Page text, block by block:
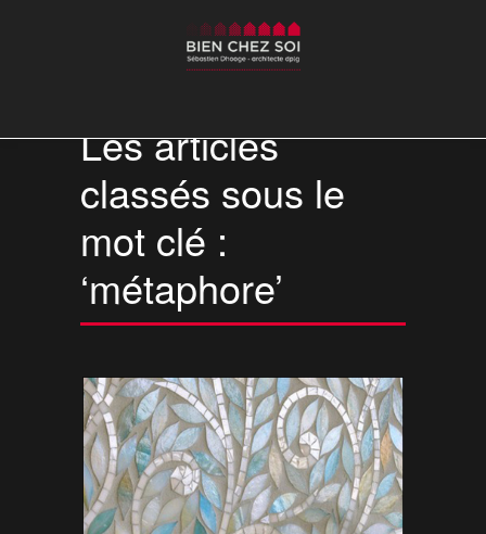
Les articles
classés sous le
mot clé :
‘métaphore’